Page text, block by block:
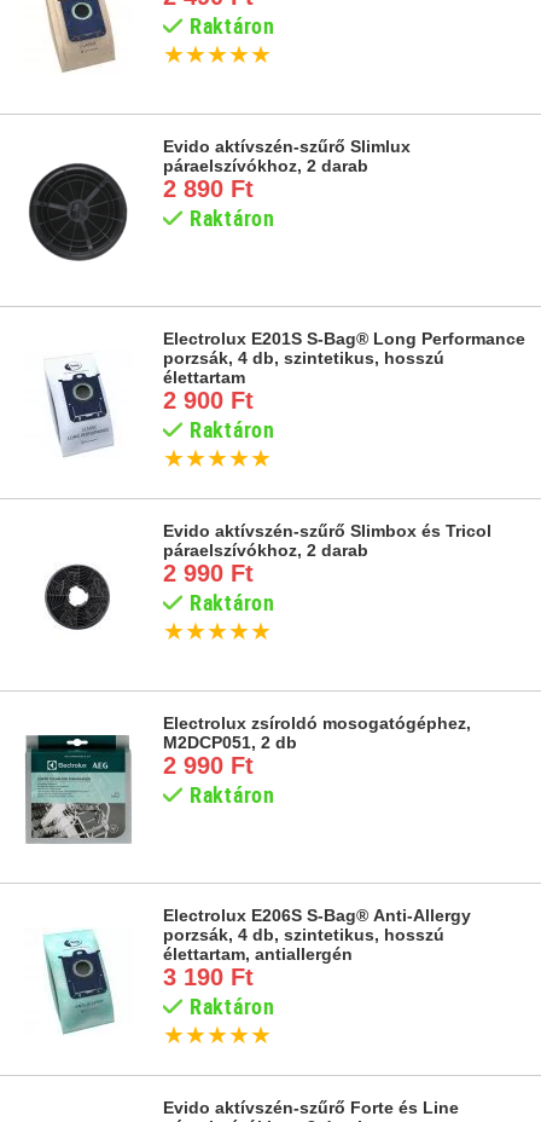
Raktáron
★★★★★
Evido aktívszén-szűrő Slimlux
páraelszívókhoz, 2 darab
2 890 Ft
Raktáron
Electrolux E201S S-Bag® Long Performance
porzsák, 4 db, szintetikus, hosszú
élettartam
2 900 Ft
Raktáron
★★★★★
Evido aktívszén-szűrő Slimbox és Tricol
páraelszívókhoz, 2 darab
2 990 Ft
Raktáron
★★★★★
Electrolux zsíroldó mosogatógéphez,
M2DCP051, 2 db
2 990 Ft
Raktáron
Electrolux E206S S-Bag® Anti-Allergy
porzsák, 4 db, szintetikus, hosszú
élettartam, antiallergén
3 190 Ft
Raktáron
★★★★★
Evido aktívszén-szűrő Forte és Line